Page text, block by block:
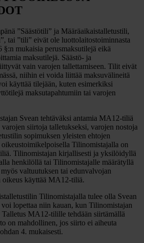
”Säästötili” ja Määräaikaistalletustili,
tai ”tili” eivät ole luottolaitostoiminnasta
mukaisia perusmaksutilejä eikä
maksutilejä. Säästö- ja
vain varojen tallettamiseen. Tilit eivät
niihin ei voida liittää maksuvälineitä
käyttää tilejään, kuten esimerkiksi
maksutapahtumiin tai varojen
Svean tehtäväksi antamia MA12-tiliä
siirtoja talletukseksi, varojen nostoja
sopimuksen yleisten ehtojen
oikeustoimikelpoisella Tilinomistajalla on
Tilinomistajan kirjallisesti ja yksilöidyllä
henkilöllä tai Tilinomistajalle määrätyllä
valtuutuksen tai edunvalvojan
oikeus käyttää MA12-tiliä.
Tilinomistajalla tulee olla Svean
voi lopettaa niin kauan, kun Tilinomistajan
MA12-tilille tehdään siirtämällä
on mahdollinen, jos siirto ei aiheuta
4. mukaisesti.